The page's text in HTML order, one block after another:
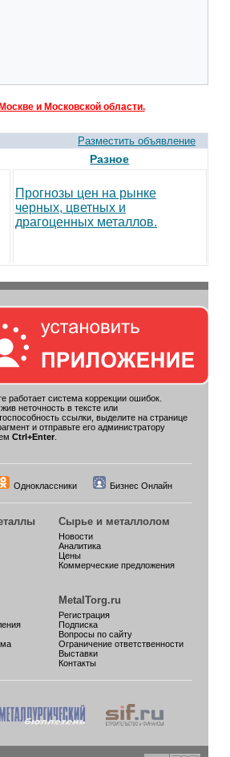
и Московской области.
Разместить объявление
Разное
Прогнозы цен на рынке
черных, цветных и
драгоценных металлов.
работает система коррекции ошибок.
неточность в тексте или
ссылки, выделите на странице
и отправьте его администратору
Ctrl+Enter
Одноклассники Бизнес Онлайн
Сырье и металлолом
Новости
Аналитика
Цены
Коммерческие предложения
MetalTorg.ru
Регистрация
Подписка
Вопросы по сайту
Ограничение ответственности
Выставки
Контакты